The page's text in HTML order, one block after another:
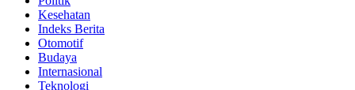
Kesehatan
Indeks Berita
Otomotif
Budaya
Internasional
Teknologi